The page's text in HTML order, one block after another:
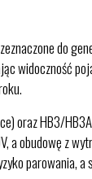
do
widoczność
oraz HB3/
a obudowę z
parowania,